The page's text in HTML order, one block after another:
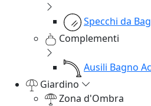
Specchi da
Complementi
Ausili Bagno
Giardino
Zona d'Ombra